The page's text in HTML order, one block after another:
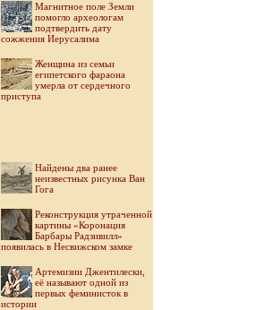
Магнитное поле Земли
помогло археологам
подтвердить дату
сожжения Иерусалима
Женщина из семьи
египетского фараона
умерла от сердечного
приступа
Найдены два ранее
неизвестных рисунка Ван
Гога
Реконструкция утраченной
картины «Коронация
Барбары Радзивилл»
появилась в Несвижском замке
Артемизии Джентилески,
её называют одной из
первых феминисток в
истории